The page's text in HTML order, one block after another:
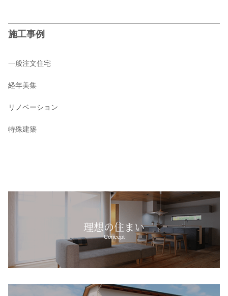
施工事例
一般注文住宅
経年美集
リノベーション
特殊建築
理想の住まい
Concept